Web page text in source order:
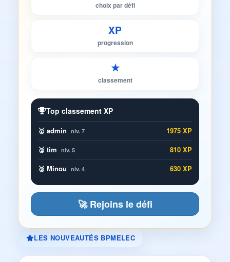
choix par défi
XP
progression
★
classement
Top classement XP
🥇 admin niv. 7
1975 XP
🥈 tim niv. 5
810 XP
🥉 Minou niv. 4 630 XP
🚀 Rejoins le défi
LES NOUVEAUTÉS BPMELEC